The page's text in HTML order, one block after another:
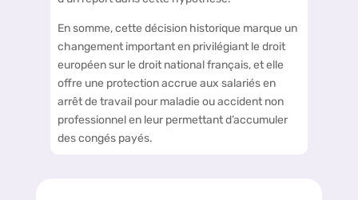
En somme, cette décision historique marque un
changement important en privilégiant le droit
européen sur le droit national français, et elle
offre une protection accrue aux salariés en
arrêt de travail pour maladie ou accident non
professionnel en leur permettant d’accumuler
des congés payés.